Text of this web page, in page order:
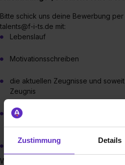
Zustimmung Details
Bitte schick uns deine Bewerbung
talents@f-i-ts.de mit:
Lebenslauf
Motivationsschreiben
die aktuellen Zeugnisse und
Zeugnis
deinen gewünschten Standort
außerdem beim Studium die
Wenn uns deine Bewerbung